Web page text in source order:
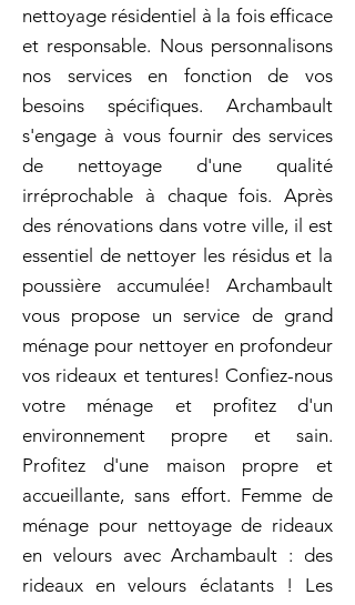
nettoyage résidentiel à la fois efficace
et responsable. Nous personnalisons
nos services en fonction de vos
besoins spécifiques. Archambault
s'engage à vous fournir des services
de nettoyage d'une qualité
irréprochable à chaque fois. Après
des rénovations dans votre ville, il est
essentiel de nettoyer les résidus et la
poussière accumulée! Archambault
vous propose un service de grand
ménage pour nettoyer en profondeur
vos rideaux et tentures! Confiez-nous
votre ménage et profitez d'un
environnement propre et sain.
Profitez d'une maison propre et
accueillante, sans effort. Femme de
ménage pour nettoyage de rideaux
en velours avec Archambault : des
rideaux en velours éclatants ! Les